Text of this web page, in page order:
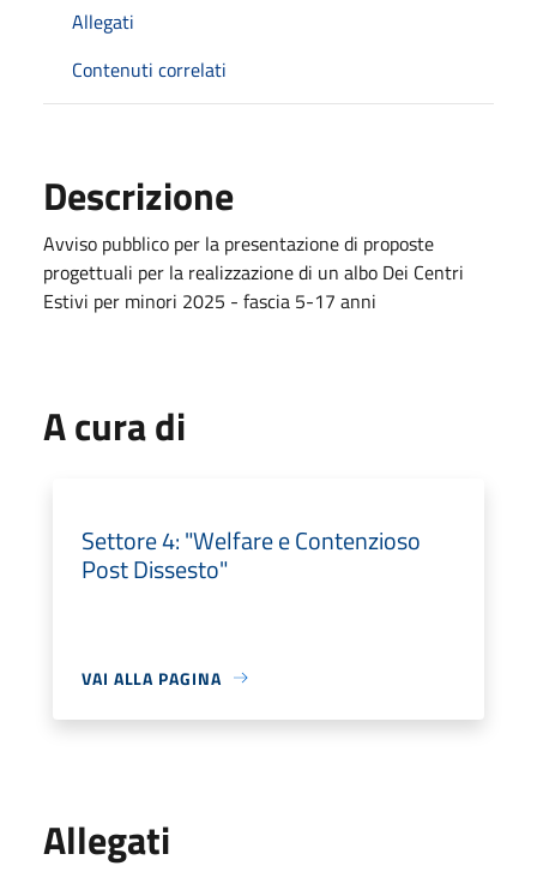
Allegati
Contenuti correlati
Descrizione
Avviso pubblico per la presentazione di proposte
progettuali per la realizzazione di un albo Dei Centri
Estivi per minori 2025 - fascia 5-17 anni
A cura di
Settore 4: "Welfare e Contenzioso
Post Dissesto"
VAI ALLA PAGINA
Allegati